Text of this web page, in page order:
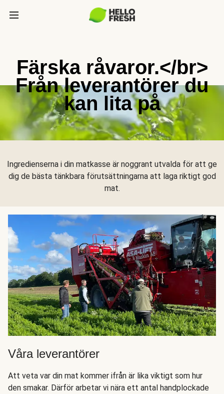
Färska råvaror.</br>
Från leverantörer du
kan lita på
Ingredienserna i din matkasse är noggrant utvalda för att ge
dig de bästa tänkbara förutsättningarna att laga riktigt god
mat.
Våra leverantörer
Att veta var din mat kommer ifrån är lika viktigt som hur
den smakar. Därför arbetar vi nära ett antal handplockade